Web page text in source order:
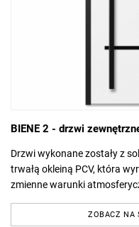
BIENE 2 - drzwi
Drzwi wykonane zostały z
trwałą okleiną PCV, która
zmienne warunki
ZOBACZ NA